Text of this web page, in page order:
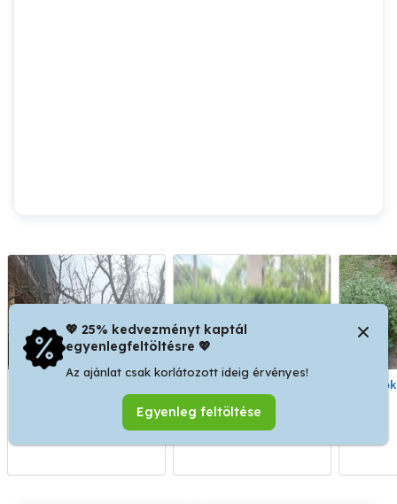
permetezés kert ásást
XXII. kerület
rendezését gondózását
XVII. kerület
💖 25% kedvezményt kaptál
egyenlegfeltöltésre 💖
Az ajánlat csak korlátozott ideig érvényes!
Egyenleg feltöltése